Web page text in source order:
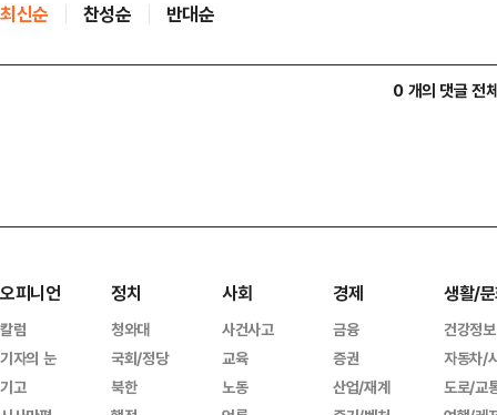
최신순 찬성순 반대순
0 개의 댓글 전
오피니언
칼럼
기자의 눈
기고
정치
청와대
국회/정당
북한
사회
사건사고
교육
노동
경제
금융
증권
산업/재계
생활/
건강정보
자동차/
도로/교